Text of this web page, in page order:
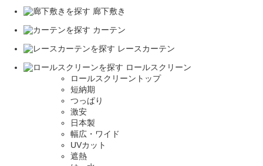
廊下敷き
カーテン
レースカーテン
ロールスクリーン
ロールスクリーントップ
短納期
つっぱり
激安
日本製
幅広・ワイド
UVカット
遮熱